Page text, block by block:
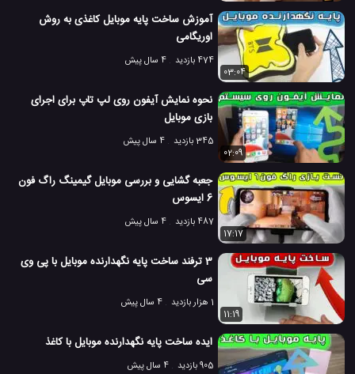
آموزش ساخت پایه موبایل کاغذی به روش
اوریگامی
474 بازدید
4 سال پیش
03:04
نحوه نمایش آیفون روی لپ تاپ برای اجرای
بازی موبایل
345 بازدید
4 سال پیش
02:09
جعبه گشایی و بررسی موبایل گیمینگ راگ فون
6 ایسوس
487 بازدید
4 سال پیش
17:17
3 ترفند ساخت پایه نگهدارنده موبایل با پی وی
سی
1 هزار بازدید
4 سال پیش
11:19
ایده ساخت پایه نگهدارنده موبایل با کاغذ
905 بازدید 4 سال پیش